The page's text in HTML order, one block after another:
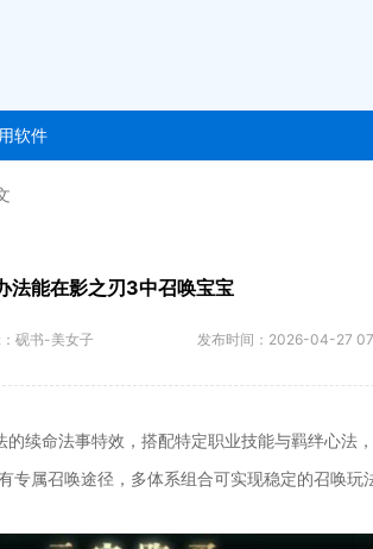
软件
法能在影之刃3中召唤宝宝
砚书-美女子 发布时间： 2026-04-27
续命法事特效，搭配特定职业技能与羁绊心法
属召唤途径，多体系组合可实现稳定的召唤玩